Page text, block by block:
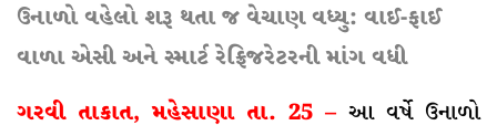
ઉનાળો વહેલો શરૂ થતા જ વેચાણ વધ્યુ: વાઈ-ફાઈ
વાળા એસી અને સ્માર્ટ રેફ્રિજરેટરની માંગ વધી
ગરવી તાકાત, મહેસાણા તા. 25 –આ વર્ષે ઉનાળો